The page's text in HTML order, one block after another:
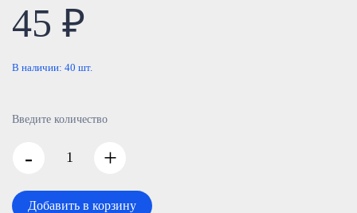
45 ₽
В наличии: 40 шт.
Введите количество
- +
Добавить в корзину